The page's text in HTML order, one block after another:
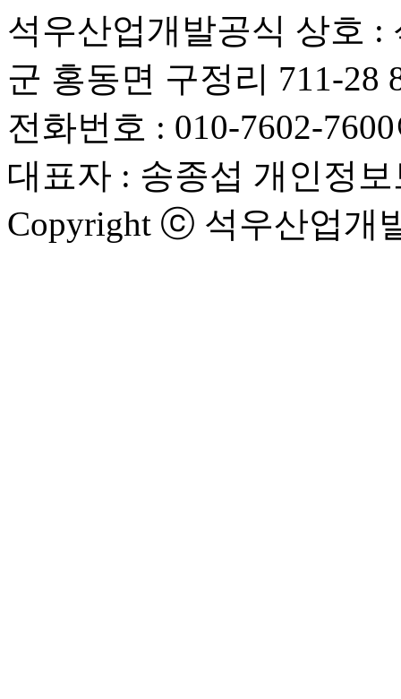
석우산업개발공식 상호 :
군 홍동면 구정리 711-28
전화번호 : 010-7602-7600
대표자 : 송종섭 개인정
Copyright ⓒ 석우산업개